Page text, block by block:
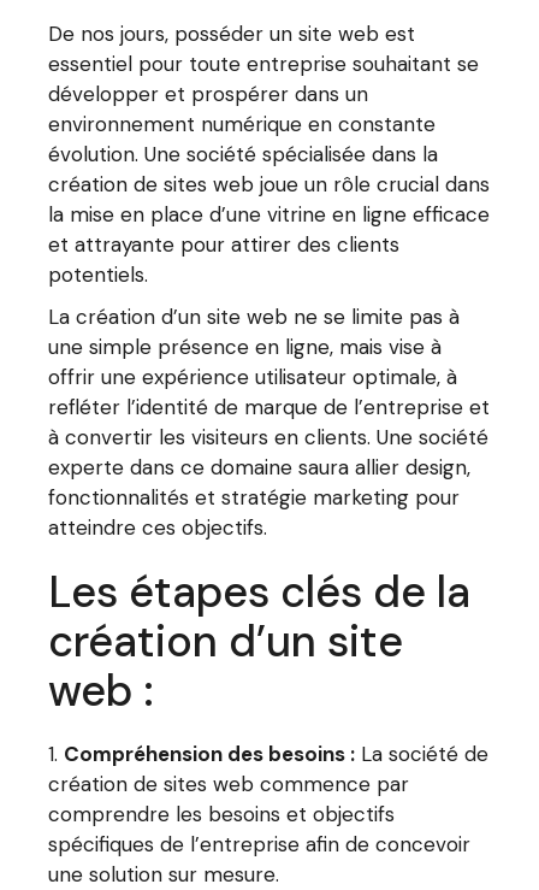
De nos jours, posséder un site web est
essentiel pour toute entreprise souhaitant se
développer et prospérer dans un
environnement numérique en constante
évolution. Une société spécialisée dans la
création de sites web joue un rôle crucial dans
la mise en place d’une vitrine en ligne efficace
et attrayante pour attirer des clients
potentiels.
La création d’un site web ne se limite pas à
une simple présence en ligne, mais vise à
offrir une expérience utilisateur optimale, à
refléter l’identité de marque de l’entreprise et
à convertir les visiteurs en clients. Une société
experte dans ce domaine saura allier design,
fonctionnalités et stratégie marketing pour
atteindre ces objectifs.
Les étapes clés de la
création d’un site
web :
Compréhension des besoins : La société de
création de sites web commence par
comprendre les besoins et objectifs
spécifiques de l’entreprise afin de concevoir
une solution sur mesure.